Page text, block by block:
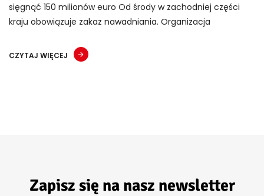
sięgnąć 150 milionów euro Od środy w zachodniej części
kraju obowiązuje zakaz nawadniania. Organizacja
CZYTAJ WIĘCEJ
Zapisz się na nasz newsletter